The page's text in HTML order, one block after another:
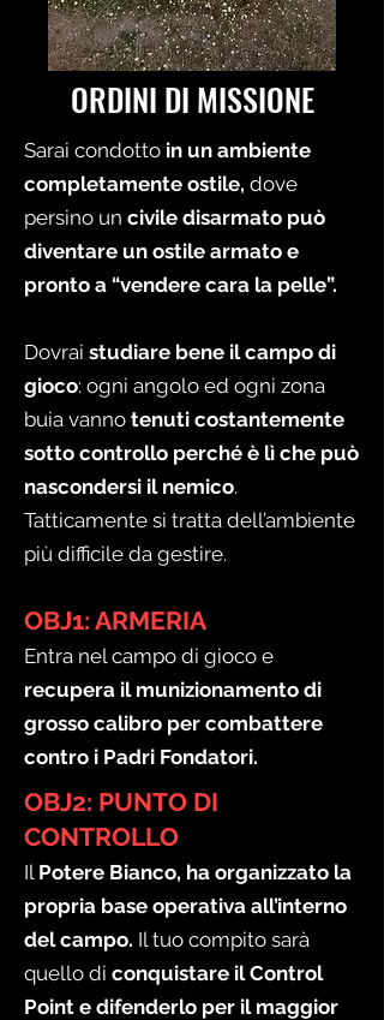
ORDINI DI MISSIONE
Sarai condotto in un ambiente
completamente ostile, dove
persino un civile disarmato può
diventare un ostile armato e
pronto a “vendere cara la pelle”.
Dovrai studiare bene il campo di
gioco: ogni angolo ed ogni zona
buia vanno tenuti costantemente
sotto controllo perché è lì che può
nascondersi il nemico.
Tatticamente si tratta dell’ambiente
più difficile da gestire.
OBJ1: ARMERIA
Entra nel campo di gioco e
recupera il munizionamento di
grosso calibro per combattere
contro i Padri Fondatori.
OBJ2: PUNTO DI
CONTROLLO
Il Potere Bianco, ha organizzato la
propria base operativa all’interno
del campo. Il tuo compito sarà
quello di conquistare il Control
Point e difenderlo per il maggior